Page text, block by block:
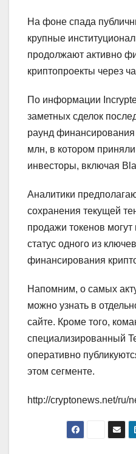
На фоне спада
крупные
продолжают активно
криптопроекты через
По информации
заметных сделок
раунд
млн, в котором
инвесторы, включая
Аналитики
сохранения текущей
продажи токенов могут
статус одного из
финансирования
Напомним, о самых
можно узнать в
сайте. Кроме того,
специализированный
оперативно
этом сегменте.
http://cryptonews.net/ru/